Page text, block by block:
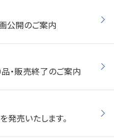
画公開のご案内
品・販売終了のご案内
発売いたします。